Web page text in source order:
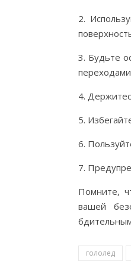
2.
3. Будьте
4.
5.
6.
7.
Помните,
вашей
гололед